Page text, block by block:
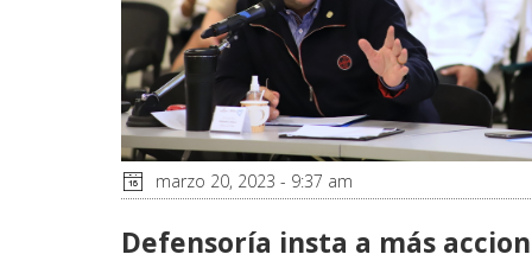
marzo 20, 2023 - 9:37 am
Defensoría insta a más